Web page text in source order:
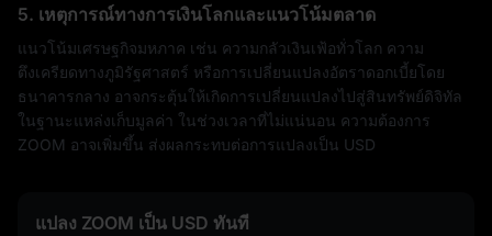
5. เหตุการณ์ทางการเงินโลกและแนวโน้มตลาด
แนวโน้มเศรษฐกิจมหภาค เช่น ความกลัวเงินเฟ้อทั่วโลก ความ
ตึงเครียดทางภูมิรัฐศาสตร์ หรือการเปลี่ยนแปลงอัตราดอกเบี้ยโดย
ธนาคารกลาง อาจกระตุ้นให้เกิดการเปลี่ยนแปลงไปสู่สินทรัพย์ดิจิทัล
ในฐานะแหล่งเก็บมูลค่า ในช่วงเวลาที่ไม่แน่นอน ความต้องการ
ZOOM อาจเพิ่มขึ้น ส่งผลกระทบต่อการแปลงเป็น USD
แปลง ZOOM เป็น USD ทันที